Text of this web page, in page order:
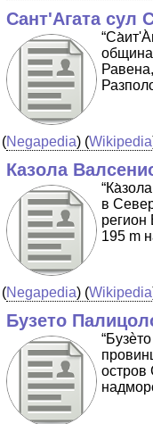
Сант'Агата сул
(Negapedia) (Wikipedia
Казола
в
195 m
(Negapedia) (Wikipedia
Бузето
остров